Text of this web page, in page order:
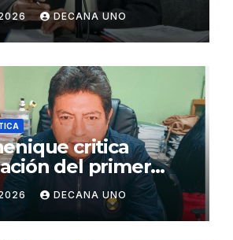
Alcantarillado para
DECANA UNO
critica
del primer
de Keiko
DECANA UNO